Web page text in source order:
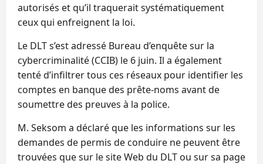
autorisés et qu’il traquerait systématiquement
ceux qui enfreignent la loi.
Le DLT s’est adressé Bureau d’enquête sur la
cybercriminalité (CCIB) le 6 juin. Il a également
tenté d’infiltrer tous ces réseaux pour identifier les
comptes en banque des prête-noms avant de
soumettre des preuves à la police.
M. Seksom a déclaré que les informations sur les
demandes de permis de conduire ne peuvent être
trouvées que sur le site Web du DLT ou sur sa page